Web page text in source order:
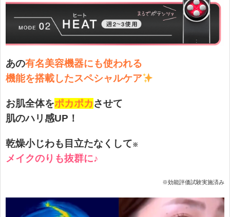
あの有名美容機器にも使われる
機能を搭載したスペシャルケア
お肌全体をポカポカさせて
肌のハリ感UP！
乾燥小じわも目立たなくして※
メイクのりも抜群に♪
※効能評価試験実施済み